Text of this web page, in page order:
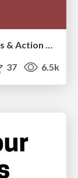
Exploring the Power of Turbo Streams & Action Cable | RailsConf2023
37 6.5k